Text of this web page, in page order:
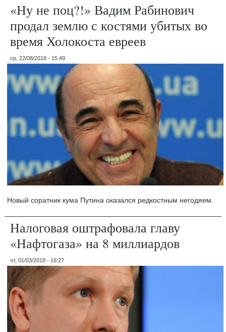
«Ну не поц?!» Вадим Рабинович
продал землю с костями убитых во
время Холокоста евреев
ср, 22/08/2018 - 15:49
Новый соратник кума Путина оказался редкостным негодяем.
Налоговая оштрафовала главу
«Нафтогаза» на 8 миллиардов
чт, 01/03/2018 - 16:27